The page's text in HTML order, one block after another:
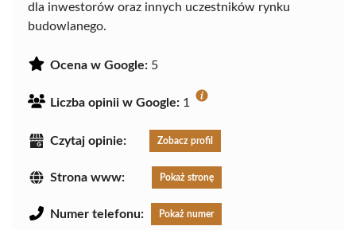
dla inwestorów oraz innych uczestników rynku
budowlanego.
Ocena w Google: 5
Liczba opinii w Google: 1
Czytaj opinie: Zobacz profil
Strona www: Pokaż stronę
Numer telefonu: Pokaż numer